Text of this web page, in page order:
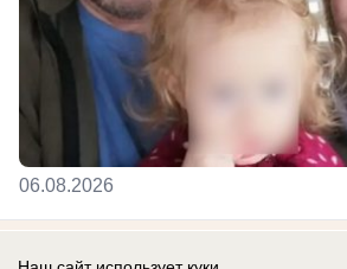
06.08.2026